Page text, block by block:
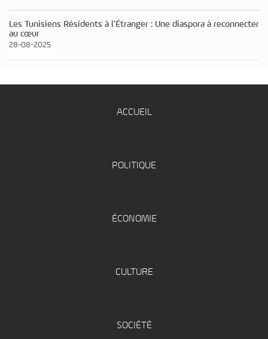
Les Tunisiens Résidents à l’Étranger : Une diaspora à reconnecter
au cœur
28-08-2025
ACCUEIL
POLITIQUE
ÉCONOMIE
CULTURE
SOCIÉTÉ